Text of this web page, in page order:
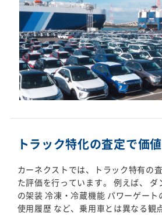
トラック特化の査定で価
カーネクストでは、トラック特有の
た評価を行っています。 例えば、
の架装 冷凍・冷蔵機能 パワーゲート
使用履歴 など、乗用車とは異なる観